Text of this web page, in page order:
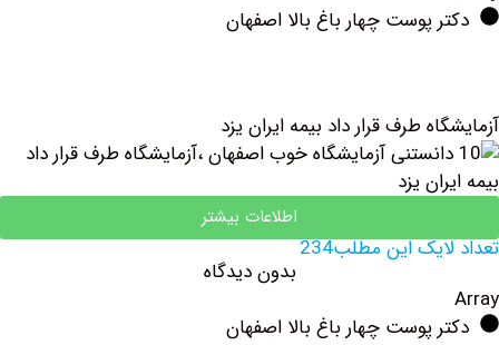
پوست چهار باغ بالا اصفهان
طرف قرار داد بیمه ایران یزد
اطلاعات بیشتر
این مطلب234
بدون دیدگاه
پوست چهار باغ بالا اصفهان